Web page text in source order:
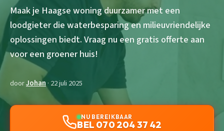
Maak je Haagse woning duurzamer met een
loodgieter die waterbesparing en milieuvriendelijke
oplossingen biedt. Vraag nu een gratis offerte aan
voor een groener huis!
doorJohan· 22 juli 2025
NU BEREIKBAAR
BEL 070 204 37 42